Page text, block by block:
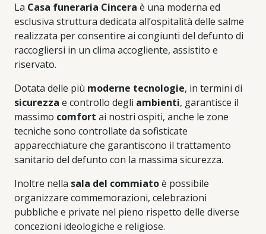
La Casa funeraria Cincera è una moderna ed
esclusiva struttura dedicata all’ospitalità delle salme
realizzata per consentire ai congiunti del defunto di
raccogliersi in un clima accogliente, assistito e
riservato.
Dotata delle più moderne tecnologie, in termini di
sicurezza e controllo degli ambienti, garantisce il
massimo comfort ai nostri ospiti, anche le zone
tecniche sono controllate da sofisticate
apparecchiature che garantiscono il trattamento
sanitario del defunto con la massima sicurezza.
Inoltre nella sala del commiatoè possibile
organizzare commemorazioni, celebrazioni
pubbliche e private nel pieno rispetto delle diverse
concezioni ideologiche e religiose.